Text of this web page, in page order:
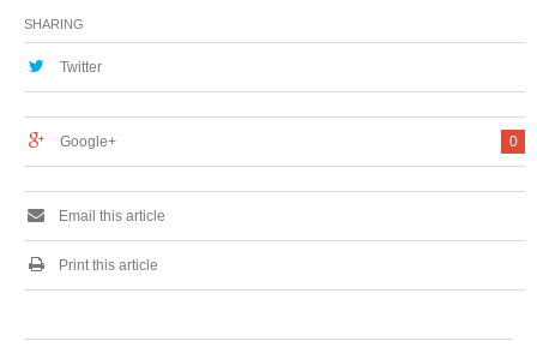
SHARING
Twitter
0
Google+
Email this article
Print this article